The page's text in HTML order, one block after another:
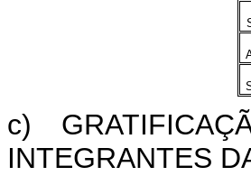
c)
INTEGRANTES